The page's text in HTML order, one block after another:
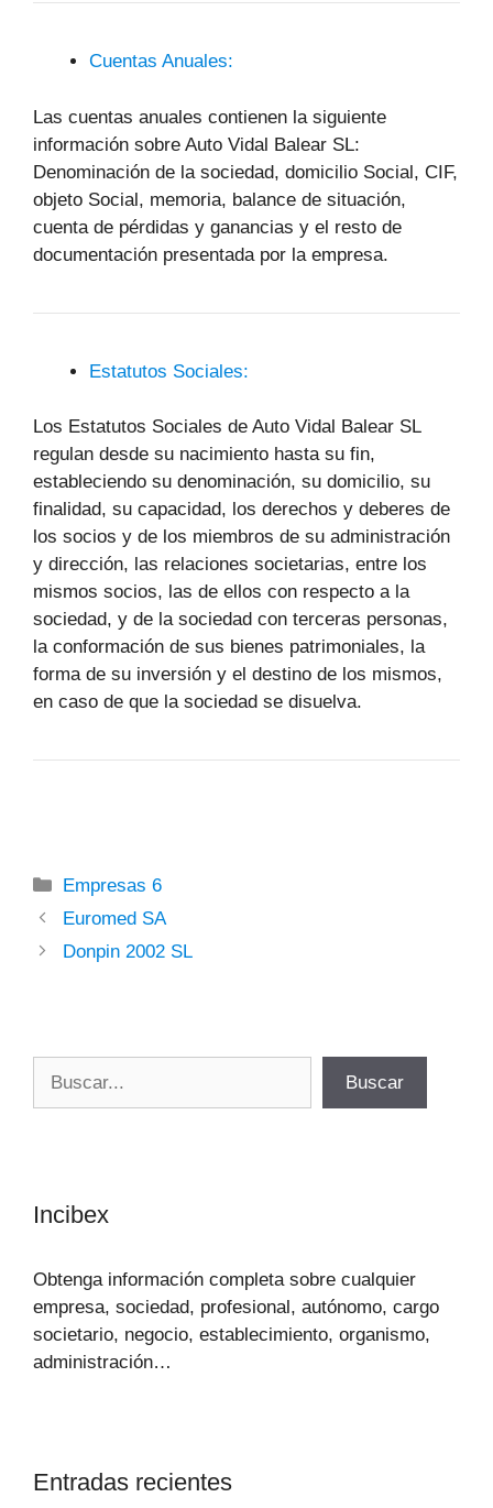
Cuentas Anuales:
Las cuentas anuales contienen la siguiente
información sobre Auto Vidal Balear SL:
Denominación de la sociedad, domicilio Social, CIF,
objeto Social, memoria, balance de situación,
cuenta de pérdidas y ganancias y el resto de
documentación presentada por la empresa.
Estatutos Sociales:
Los Estatutos Sociales de Auto Vidal Balear SL
regulan desde su nacimiento hasta su fin,
estableciendo su denominación, su domicilio, su
finalidad, su capacidad, los derechos y deberes de
los socios y de los miembros de su administración
y dirección, las relaciones societarias, entre los
mismos socios, las de ellos con respecto a la
sociedad, y de la sociedad con terceras personas,
la conformación de sus bienes patrimoniales, la
forma de su inversión y el destino de los mismos,
en caso de que la sociedad se disuelva.
Categorías
Empresas 6
Euromed SA
Donpin 2002 SL
Buscar
Incibex
Obtenga información completa sobre cualquier
empresa, sociedad, profesional, autónomo, cargo
societario, negocio, establecimiento, organismo,
administración…
Entradas recientes